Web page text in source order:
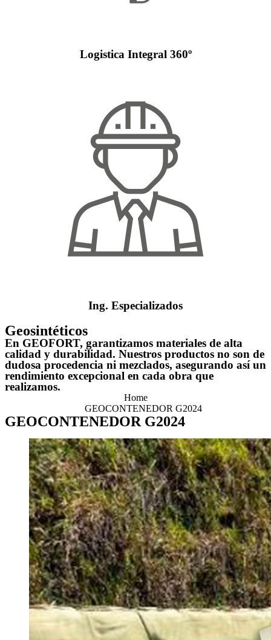
Logistica Integral 360º
Ing. Especializados
Geosintéticos
En GEOFORT, garantizamos materiales de alta
calidad y durabilidad. Nuestros productos no son de
dudosa procedencia ni mezclados, asegurando así un
rendimiento excepcional en cada obra que
realizamos.
Home
GEOCONTENEDOR G2024
GEOCONTENEDOR G2024